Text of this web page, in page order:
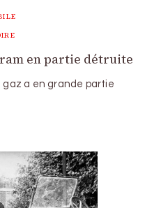
en partie détruite
gaz a en grande partie